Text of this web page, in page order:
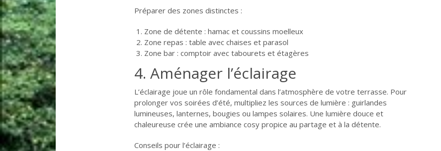
Préparer des zones distinctes :
Zone de détente : hamac et coussins moelleux
Zone repas : table avec chaises et parasol
Zone bar : comptoir avec tabourets et étagères
4. Aménager l’éclairage
L’éclairage joue un rôle fondamental dans l’atmosphère de votre terrasse. Pour
prolonger vos soirées d’été, multipliez les sources de lumière : guirlandes
lumineuses, lanternes, bougies ou lampes solaires. Une lumière douce et
chaleureuse crée une ambiance cosy propice au partage et à la détente.
Conseils pour l’éclairage :